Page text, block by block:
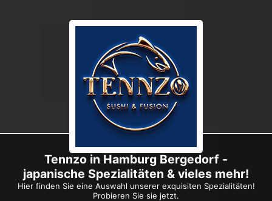
Tennzo in Hamburg Bergedorf -
japanische Spezialitäten & vieles mehr!
Hier finden Sie eine Auswahl unserer exquisiten Spezialitäten!
Probieren Sie sie jetzt.